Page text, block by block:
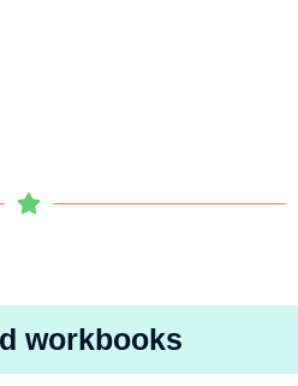
workbooks